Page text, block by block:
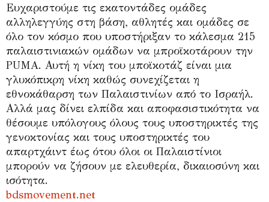
Ευχαριστούμε τις εκατοντάδες ομάδες
αλληλεγγύης στη βάση, αθλητές και ομάδες σε
όλο τον κόσμο που υποστήριξαν το κάλεσμα 215
παλαιστινιακών ομάδων να μπροϊκοτάρουν την
PUMA. Αυτή η νίκη του μποϊκοτάζ είναι μια
γλυκόπικρη νίκη καθώς συνεχίζεται η
εθνοκάθαρση των Παλαιστινίων από το Ισραήλ.
Αλλά μας δίνει ελπίδα και αποφασιστικότητα να
θέσουμε υπόλογους όλους τους υποστηρικτές της
γενοκτονίας και τους υποστηρικτές του
απαρτχάιντ έως ότου όλοι οι Παλαιστίνιοι
μπορούν να ζήσουν με ελευθερία, δικαιοσύνη και
ισότητα.
bdsmovement.net